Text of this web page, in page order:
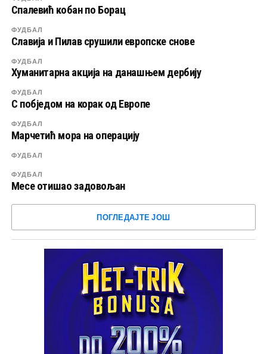
Спалевић кобан по Борац
ФУДБАЛ
Славија и Пилав срушили европске снове
ФУДБАЛ
Хуманитарна акција на данашњем дербију
ФУДБАЛ
С побједом на корак од Европе
ФУДБАЛ
Марчетић мора на операцију
ФУДБАЛ
ФУДБАЛ
Месе отишао задовољан
ПОГЛЕДАЈТЕ ЈОШ